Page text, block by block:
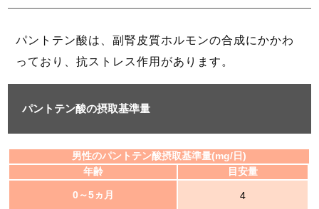
パントテン酸は、副腎皮質ホルモンの合成にかかわ
っており、抗ストレス作用があります。
パントテン酸の摂取基準量
男性のパントテン酸摂取基準量(mg/日)
年齢
目安量
0～5ヵ月 4